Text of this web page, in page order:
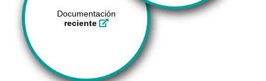
Documentación
reciente